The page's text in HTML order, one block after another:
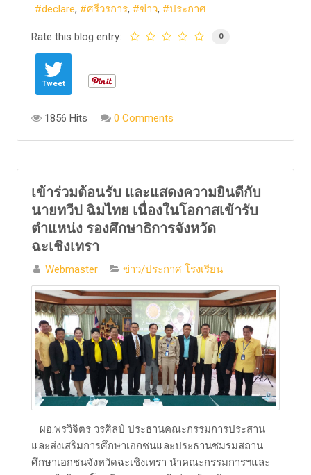
declare
ศรีวรการ ข่าว ประกาศ
Rate this blog entry: 0
Tweet
1856 Hits 0 Comments
เข้าร่วมต้อนรับ และแสดงความยินดีกับ
นายทวีป ฉิมไทย เนื่องในโอกาสเข้ารับ
ตำแหน่ง รองศึกษาธิการจังหวัด
ฉะเชิงเทรา
Webmaster ข่าว/ประกาศ โรงเรียน
ผอ.พรวิจิตร วรศิลป์ ประธานคณะกรรมการประสาน
และส่งเสริมการศึกษาเอกชนและประธานชมรมสถาน
ศึกษาเอกชนจังหวัดฉะเชิงเทรา นำคณะกรรมการฯและ